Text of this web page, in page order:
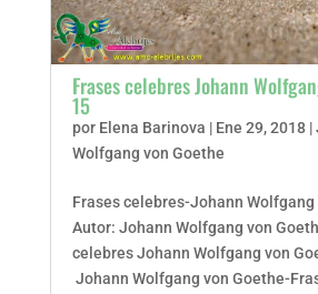
Frases celebres Johann
15
por Elena Barinova | Ene 29, 2018|
Wolfgang von Goethe
Frases celebres-Johann Wolfgang
Autor: Johann Wolfgang von
celebres Johann Wolfgang von
Johann Wolfgang von Goethe-